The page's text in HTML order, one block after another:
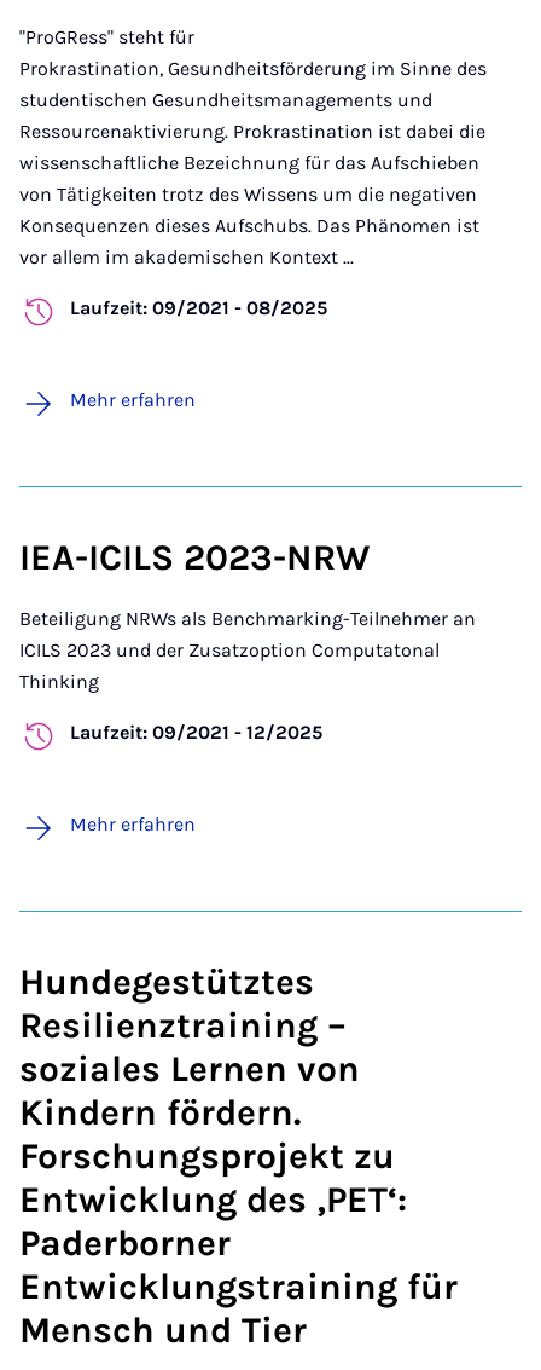
"ProGRess" steht für
Prokrastination, Gesundheitsförderung im Sinne des
studentischen Gesundheitsmanagements und
Ressourcenaktivierung. Prokrastination ist dabei die
wissenschaftliche Bezeichnung für das Aufschieben
von Tätigkeiten trotz des Wissens um die negativen
Konsequenzen dieses Aufschubs. Das Phänomen ist
vor allem im akademischen Kontext ...
Laufzeit: 09/2021 - 08/2025
Mehr erfahren
IEA-ICILS 2023-NRW
Beteiligung NRWs als Benchmarking-Teilnehmer an
ICILS 2023 und der Zusatzoption Computatonal
Thinking
Laufzeit: 09/2021 - 12/2025
Mehr erfahren
Hundegestütztes
Resilienztraining –
soziales Lernen von
Kindern fördern.
Forschungsprojekt zu
Entwicklung des ‚PET‘:
Paderborner
Entwicklungstraining für
Mensch und Tier